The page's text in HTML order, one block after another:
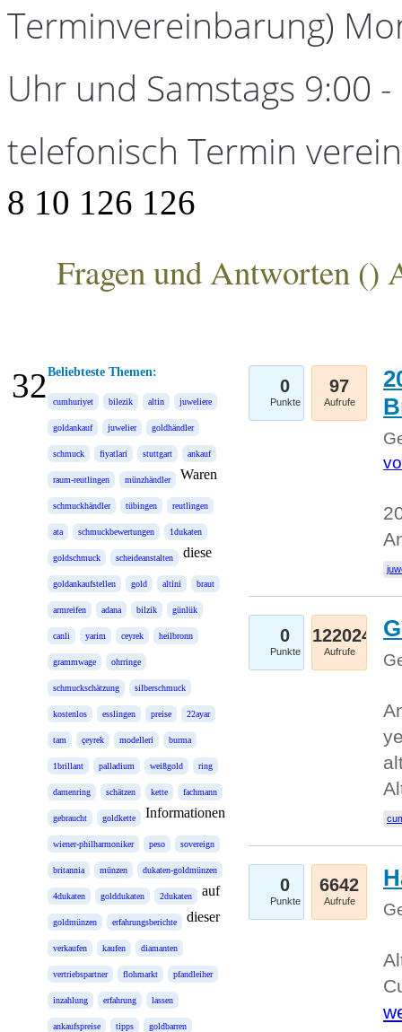
Terminvereinbarung)
Uhr und Samstags 9:00
telefonisch Termin
8 10 126 126
Fragen und Antworten ()
Beliebteste Themen:
cumhuriyet bilezik altin juweliere
goldankauf juwelier goldhändler
schmuck fiyatlari stuttgart ankauf
raum-reutlingen münzhändler
schmuckhändler tübingen reutlingen
ata schmuckbewertungen 1dukaten
goldschmuck scheideanstalten
goldankaufstellen gold altini braut
armreifen adana bilzik günlük
canli yarim ceyrek heilbronn
grammwage ohrringe
schmuckschätzung silberschmuck
kostenlos esslingen preise 22ayar
tam çeyrek modelleri burma
1brillant palladium weißgold ring
damenring schätzen kette fachmann
gebraucht goldkette
wiener-philharmoniker peso sovereign
britannia münzen dukaten-goldmünzen
4dukaten golddukaten 2dukaten
goldmünzen erfahrungsberichte
verkaufen kaufen diamanten
vertriebspartner flohmarkt pfandleiher
inzahlung erfahrung lassen
ankaufspreise tipps goldbarren
Waren
diese
Informationen
auf
dieser
0
Punkte
97
Aufrufe
0
Punkte
122024
Aufrufe
0
Punkte
6642
Aufrufe
32